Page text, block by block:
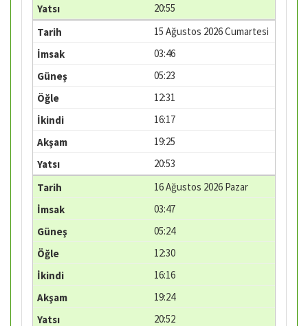
20:55
15 Ağustos 2026 Cumartesi
03:46
05:23
12:31
16:17
19:25
20:53
16 Ağustos 2026 Pazar
03:47
05:24
12:30
16:16
19:24
20:52